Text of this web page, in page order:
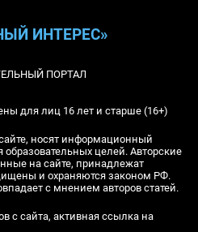
ИНТЕРЕС»
ПОРТАЛ
для лиц 16 лет и старше (16+)
носят информационный
целей. Авторские
на сайте, принадлежат
и охраняются законом РФ.
с мнением авторов статей.
с сайта, активная ссылка на